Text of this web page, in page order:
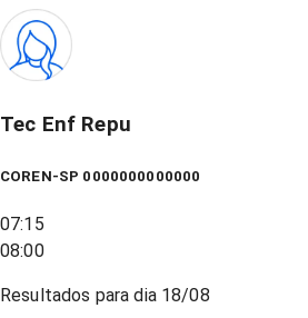
Tec Enf Repu
COREN-SP 0000000000000
07:15
08:00
Resultados para dia 18/08